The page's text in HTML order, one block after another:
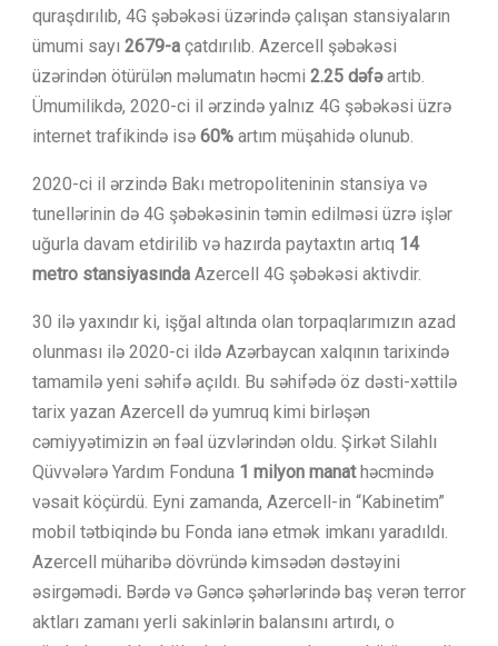
quraşdırılıb, 4G şəbəkəsi üzərində çalışan stansiyaların
ümumi sayı 2679-a çatdırılıb. Azercell şəbəkəsi
üzərindən ötürülən məlumatın həcmi 2.25 dəfəartıb.
Ümumilikdə, 2020-ci il ərzində yalnız 4G şəbəkəsi üzrə
internet trafikində isə 60% artım müşahidə olunub.
2020-ci il ərzində Bakı metropoliteninin stansiya və
tunellərinin də 4G şəbəkəsinin təmin edilməsi üzrə işlər
uğurla davam etdirilib və hazırda paytaxtın artıq 14
metro stansiyasında Azercell 4G şəbəkəsi aktivdir.
30 ilə yaxındır ki, işğal altında olan torpaqlarımızın azad
olunması ilə 2020-ci ildə Azərbaycan xalqının tarixində
tamamilə yeni səhifə açıldı. Bu səhifədə öz dəsti-xəttilə
tarix yazan Azercell də yumruq kimi birləşən
cəmiyyətimizin ən fəal üzvlərindən oldu. Şirkət Silahlı
Qüvvələrə Yardım Fonduna 1 milyon manathəcmində
vəsait köçürdü. Eyni zamanda, Azercell-in “Kabinetim”
mobil tətbiqində bu Fonda ianə etmək imkanı yaradıldı.
Azercell müharibə dövründə kimsədən dəstəyini
əsirgəmədi. Bərdə və Gəncə şəhərlərində baş verən terror
aktları zamanı yerli sakinlərin balansını artırdı, o